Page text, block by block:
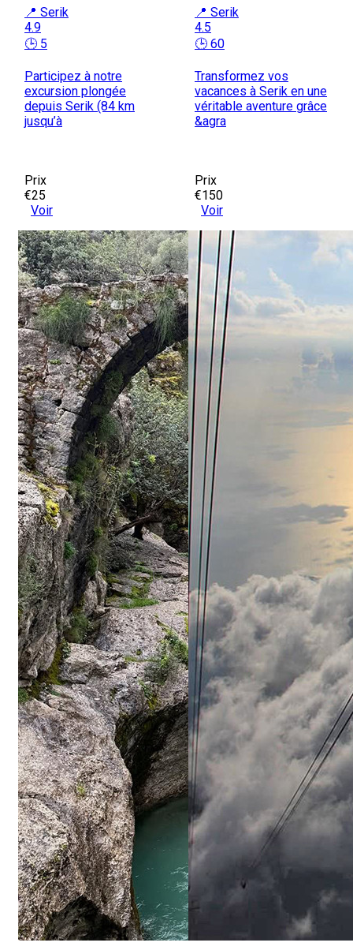
📍 Serik
4.9
🕒 5
Participez à notre
excursion plongée
depuis Serik (84 km
jusqu’à
Prix
€25
Voir
📍 Serik
4.5
🕒 60
Transformez vos
vacances à Serik en une
véritable aventure grâce
&agra
Prix
€150
Voir